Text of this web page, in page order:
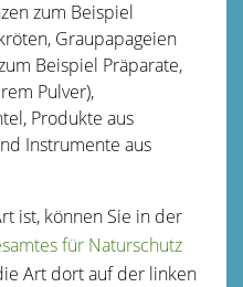
zum Beispiel
Graupapageien
Beispiel Präparate,
Pulver),
Produkte aus
Instrumente aus
ist, können Sie in der
für Naturschutz
Art dort auf der linken